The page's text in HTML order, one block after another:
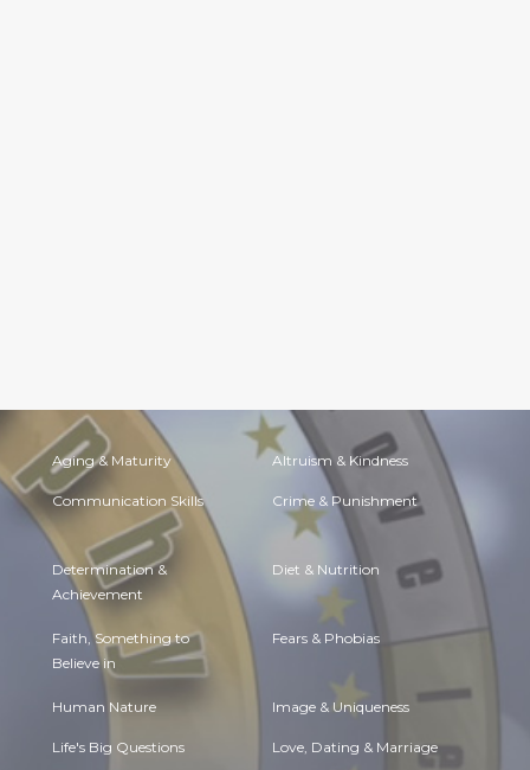
Aging & Maturity Altruism & Kindness
Communication Skills Crime & Punishment
Determination &
Achievement
Diet & Nutrition
Faith, Something to
Believe in
Fears & Phobias
Human Nature Image & Uniqueness
Life's Big Questions Love, Dating & Marriage